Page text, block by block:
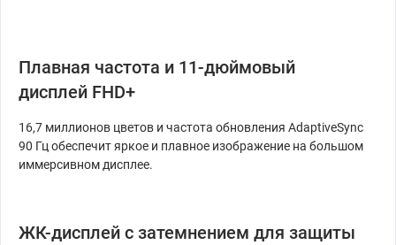
Плавная частота и 11-дюймовый
дисплей FHD+
16,7 миллионов цветов и частота обновления AdaptiveSync
90 Гц обеспечит яркое и плавное изображение на большом
иммерсивном дисплее.
ЖК-дисплей с затемнением для защиты